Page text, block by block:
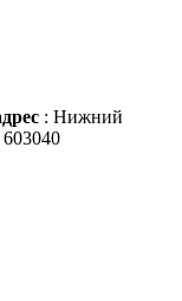
: Нижний